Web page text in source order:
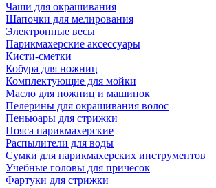
Чаши для окрашивания
Шапочки для мелирования
Электронные весы
Парикмахерские аксессуары
Кисти-сметки
Кобура для ножниц
Комплектующие для мойки
Масло для ножниц и машинок
Пелерины для окрашивания волос
Пеньюары для стрижки
Пояса парикмахерские
Распылители для воды
Сумки для парикмахерских инструментов
Учебные головы для причесок
Фартуки для стрижки